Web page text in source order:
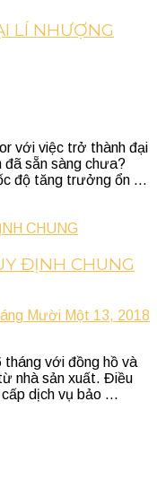
LÍ NHƯỢNG
với việc trở thành đại
đã sẵn sàng chưa?
độ tăng trưởng ổn ...
ĐỊNH CHUNG
Mười Một 13, 2018
tháng với đồng hồ và
nhà sản xuất. Điều
dịch vụ bảo ...